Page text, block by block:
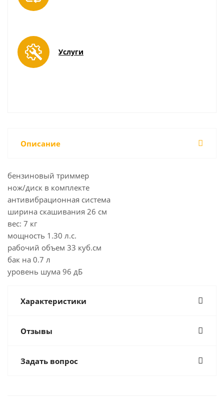
Услуги
Описание
бензиновый триммер
нож/диск в комплекте
антивибрационная система
ширина скашивания 26 см
вес: 7 кг
мощность 1.30 л.с.
рабочий объем 33 куб.см
бак на 0.7 л
уровень шума 96 дБ
Характеристики
Отзывы
Задать вопрос